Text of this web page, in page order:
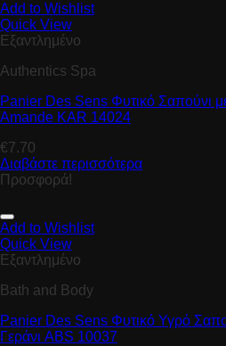
Add to Wishlist
Quick View
Εξαντλημένο
Authentics Spa
Panier Des Sens Φυτικό Σαπούνι
Amande KAR 14024
€7.70
Διαβάστε περισσότερα
Προσφορά!
Add to Wishlist
Quick View
Εξαντλημένο
Bath and Body
Panier Des Sens Φυτικό Υγρό
Γεράνι ABS 10037